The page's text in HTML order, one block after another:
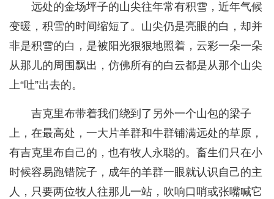
远处的金场坪子的山尖往年常有积雪，近年气候
变暖，积雪的时间缩短了。山尖仍是亮眼的白，却并
非是积雪的白，是被阳光狠狠地照着，云彩一朵一朵
从那儿的周围飘出，仿佛所有的白云都是从那个山尖
上“吐”出去的。
吉克里布带着我们绕到了另外一个山包的梁子
上，在最高处，一大片羊群和牛群铺满远处的草原，
有吉克里布自己的，也有牧人永聪的。畜生们只在小
时候容易跑错院子，成年的羊群一眼就认识自己的主
人，只要两位牧人往那儿一站，吹响口哨或张嘴喊它